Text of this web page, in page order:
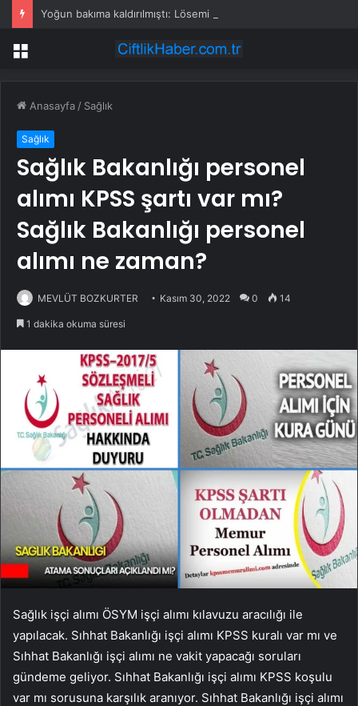
Menü
Anasayfa / Sağlık
Sağlık
Sağlık Bakanlığı personel
alımı KPSS şartı var mı?
Sağlık Bakanlığı personel
alımı ne zaman?
MEVLÜT BOZKURTER Kasım 30, 2022 0 14
1 dakika okuma süresi
Sağlık işçi alımı ÖSYM işçi alımı kılavuzu aracılığı ile
yapılacak. Sıhhat Bakanlığı işçi alımı KPSS kuralı var mı ve
Sıhhat Bakanlığı işçi alımı ne vakit yapacağı soruları
gündeme geliyor. Sıhhat Bakanlığı işçi alımı KPSS koşulu
var mı sorusuna karşılık aranıyor. Sıhhat Bakanlığı işçi alımı